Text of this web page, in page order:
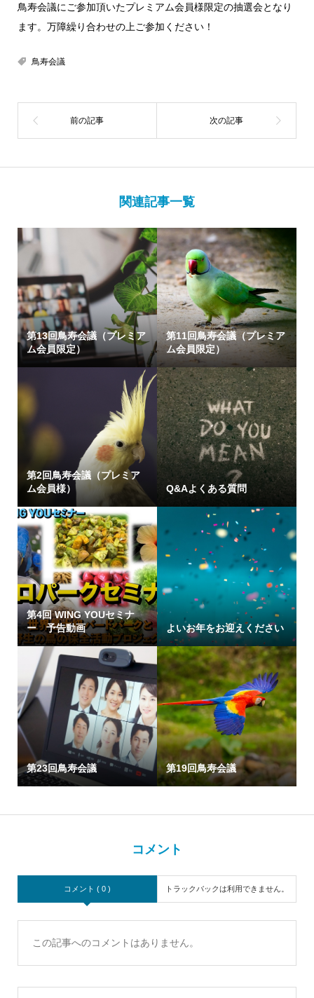
鳥寿会議にご参加頂いたプレミアム会員様限定の抽選会となり
ます。万障繰り合わせの上ご参加ください！
鳥寿会議
関連記事一覧
第13回鳥寿会議（プレミア
ム会員限定）
第11回鳥寿会議（プレミア
ム会員限定）
第2回鳥寿会議（プレミア
ム会員様）
Q&Aよくある質問
第4回 WING YOUセミナ
ー 予告動画
よいお年をお迎えください
第23回鳥寿会議 第19回鳥寿会議
コメント
コメント ( 0 ) トラックバックは利用できません。
この記事へのコメントはありません。